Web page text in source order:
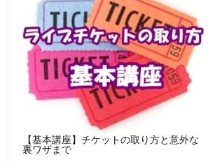
【基本講座】チケットの取り方と意外な
裏ワザまで